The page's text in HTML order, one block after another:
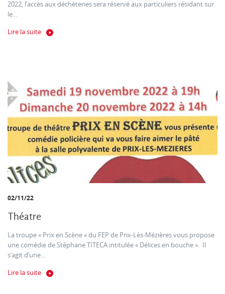
2022, l’accès aux déchèteries sera réservé aux particuliers résidant sur
le...
Lire la suite
02/11/22
Théatre
La troupe « Prix en Scène » du FEP de Prix-Lès-Mézières vous propose
une comédie de Stéphane TITECA intitulée « Délices en bouche ». Il
s’agit d’une...
Lire la suite